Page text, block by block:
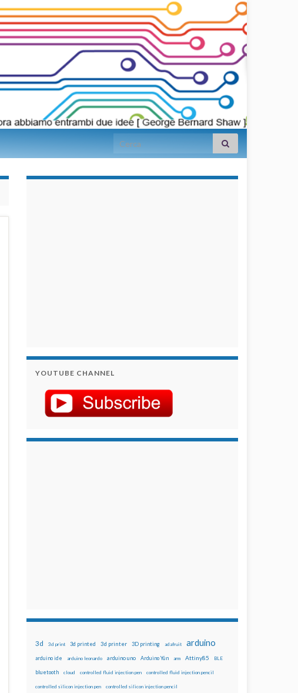
Search for:
YOUTUBE CHANNEL
3d 3d print 3d printed 3d printer 3D printing adafruit arduino
arduino ide arduino leonardo arduino uno Arduino Yún arm Attiny85 BLE
bluetooth cloud controlled fluid injection pen controlled fluid injection pencil
controlled silicon injection pen controlled silicon injection pencil